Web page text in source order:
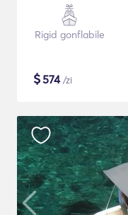
Rigid gonflabile
$574/zi